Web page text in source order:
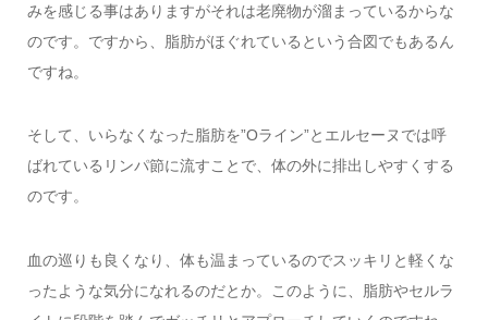
みを感じる事はありますがそれは老廃物が溜まっているからな
のです。ですから、脂肪がほぐれているという合図でもあるん
ですね。
そして、いらなくなった脂肪を”Oライン”とエルセーヌでは呼
ばれているリンパ節に流すことで、体の外に排出しやすくする
のです。
血の巡りも良くなり、体も温まっているのでスッキリと軽くな
ったような気分になれるのだとか。このように、脂肪やセルラ